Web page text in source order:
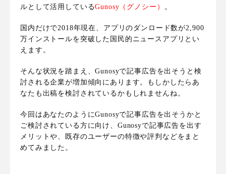
ルとして活用しているGunosy（グノシー） 。
国内だけで2018年現在、 アプリのダンロード数が2,900
万インストールを突破した国民的ニュースアプリ とい
えます。
そんな状況を踏まえ、Gunosyで記事広告を出そうと検
討される企業が増加傾向にあります 。もしかしたらあ
なたも出稿を検討されているかもしれませんね。
今回はあなたのようにGunosyで記事広告を出そうかと
ご検討されている方に向け、 Gunosyで記事広告を出す
メリットや、既存のユーザーの特徴や評判などをまと
めてみました 。